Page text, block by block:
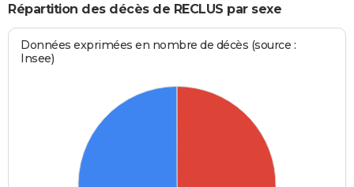
Répartition des décès de RECLUS par sexe
Données exprimées en nombre de décès (source :
Insee)